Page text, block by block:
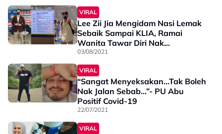
VIRAL
Lee Zii Jia Mengidam Nasi Lemak
Sebaik Sampai KLIA, Ramai
Wanita Tawar Diri Nak
Masakkan!
03/08/2021
VIRAL
“Sangat Menyeksakan...Tak Boleh
Nak Jalan Sebab…”- PU Abu
Positif Covid-19
22/07/2021
VIRAL